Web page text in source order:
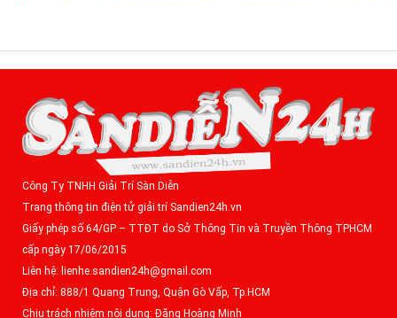
Công Ty TNHH Giải Trí Sàn Diễn
Trang thông tin điện tử giải trí Sandien24h.vn
Giấy phép số 64/GP – TTĐT do Sở Thông Tin và Truyền Thông TPHCM
cấp ngày 17/06/2015
Liên hệ: lienhe.sandien24h@gmail.com
Địa chỉ: 888/1 Quang Trung, Quận Gò Vấp, Tp.HCM
Chịu trách nhiệm nội dung: Đặng Hoàng Minh